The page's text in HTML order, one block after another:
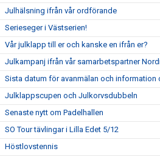
Julhälsning ifrån vår ordförande
Serieseger i Västserien!
Vår julklapp till er och kanske en ifrån er?
Julkampanj ifrån vår samarbetspartner
Sista datum för avanmälan och information
Julklappscupen och Julkorvsdubbeln
Senaste nytt om Padelhallen
SO Tour tävlingar i Lilla Edet 5/12
Höstlovstennis